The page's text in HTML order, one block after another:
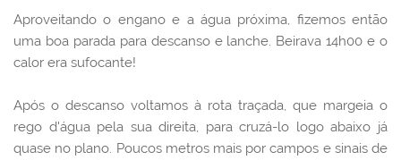
Aproveitando o engano e a água próxima, fizemos então
uma boa parada para descanso e lanche. Beirava 14h00 e o
calor era sufocante!
Após o descanso voltamos à rota traçada, que margeia o
rego d'água pela sua direita, para cruzá-lo logo abaixo já
quase no plano. Poucos metros mais por campos e sinais de